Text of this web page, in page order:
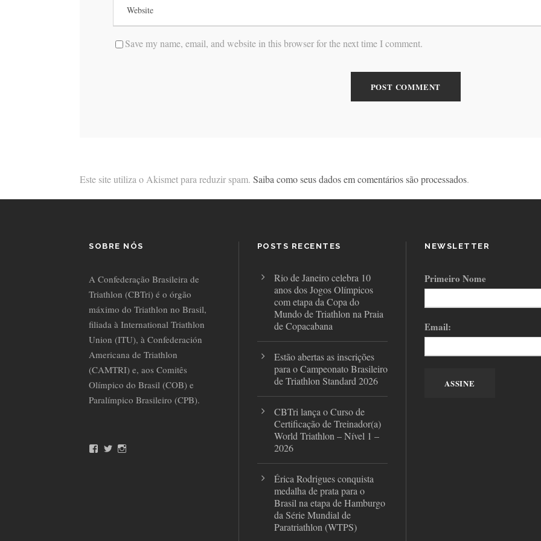
Save my name, email, and website in this browser for the next time I comment.
Este site utiliza o Akismet para reduzir spam. Saiba como seus dados em comentários são processados.
SOBRE NÓS
A Confederação Brasileira de
Triathlon (CBTri) é o órgão
máximo do Triathlon no Brasil,
filiada à International Triathlon
Union (ITU), à Confederación
Americana de Triathlon
(CAMTRI) e, aos Comitês
Olímpico do Brasil (COB) e
Paralímpico Brasileiro (CPB).
T
POSTS RECENTES
Rio de Janeiro celebra 10
anos dos Jogos Olímpicos
com etapa da Copa do
Mundo de Triathlon na Praia
de Copacabana
Estão abertas as inscrições
para o Campeonato Brasileiro
de Triathlon Standard 2026
CBTri lança o Curso de
Certificação de Treinador(a)
World Triathlon – Nível 1 –
2026
Érica Rodrigues conquista
medalha de prata para o
Brasil na etapa de Hamburgo
da Série Mundial de
Paratriathlon (WTPS)
NEWSLETTER
Primeiro Nome
Email: